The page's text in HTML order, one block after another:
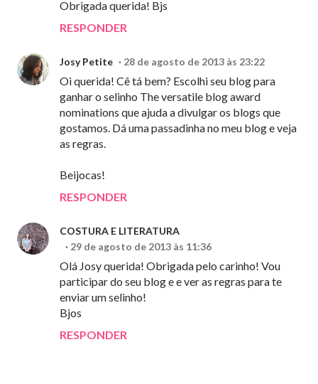
Obrigada querida! Bjs
RESPONDER
Josy Petite 28 de agosto de 2013 às 23:22
Oi querida! Cê tá bem? Escolhi seu blog para
ganhar o selinho The versatile blog award
nominations que ajuda a divulgar os blogs que
gostamos. Dá uma passadinha no meu blog e veja
as regras.
Beijocas!
RESPONDER
COSTURA E LITERATURA
29 de agosto de 2013 às 11:36
Olá Josy querida! Obrigada pelo carinho! Vou
participar do seu blog e e ver as regras para te
enviar um selinho!
Bjos
RESPONDER